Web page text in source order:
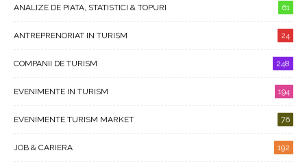
ANALIZE DE PIATA, STATISTICI & TOPURI 61
ANTREPRENORIAT IN TURISM 24
COMPANII DE TURISM 248
EVENIMENTE IN TURISM 194
EVENIMENTE TURISM MARKET 76
JOB & CARIERA 192